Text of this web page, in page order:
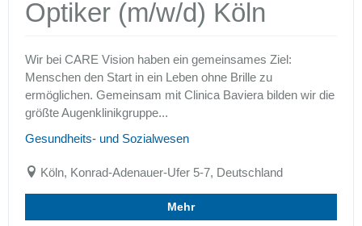
Optiker (m/w/d) Köln
Wir bei CARE Vision haben ein gemeinsames Ziel:
Menschen den Start in ein Leben ohne Brille zu
ermöglichen. Gemeinsam mit Clinica Baviera bilden wir die
größte Augenklinikgruppe...
Gesundheits- und Sozialwesen
Köln, Konrad-Adenauer-Ufer 5-7, Deutschland
Mehr